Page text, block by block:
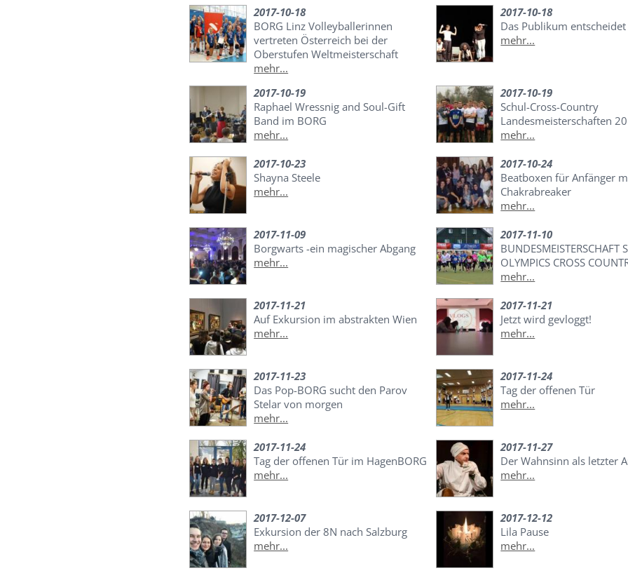
2017-10-18
BORG Linz Volleyballerinnen
vertreten Österreich bei der
Oberstufen Weltmeisterschaft
mehr...
2017-10-18
Das Publikum entscheidet
mehr...
2017-10-19
Raphael Wressnig and Soul-Gift
Band im BORG
mehr...
2017-10-19
Schul-Cross-Country
Landesmeisterschaften
mehr...
2017-10-23
Shayna Steele
mehr...
2017-10-24
Beatboxen für Anfänger
Chakrabreaker
mehr...
2017-11-09
Borgwarts -ein magischer Abgang
mehr...
2017-11-10
BUNDESMEISTERSCHAFT
OLYMPICS CROSS
mehr...
2017-11-21
Auf Exkursion im abstrakten Wien
mehr...
2017-11-21
Jetzt wird gevloggt!
mehr...
2017-11-23
Das Pop-BORG sucht den Parov
Stelar von morgen
mehr...
2017-11-24
Tag der offenen Tür
mehr...
2017-11-24
Tag der offenen Tür im HagenBORG
mehr...
2017-11-27
Der Wahnsinn als letzter
mehr...
2017-12-07
Exkursion der 8N nach Salzburg
mehr...
2017-12-12
Lila Pause
mehr...